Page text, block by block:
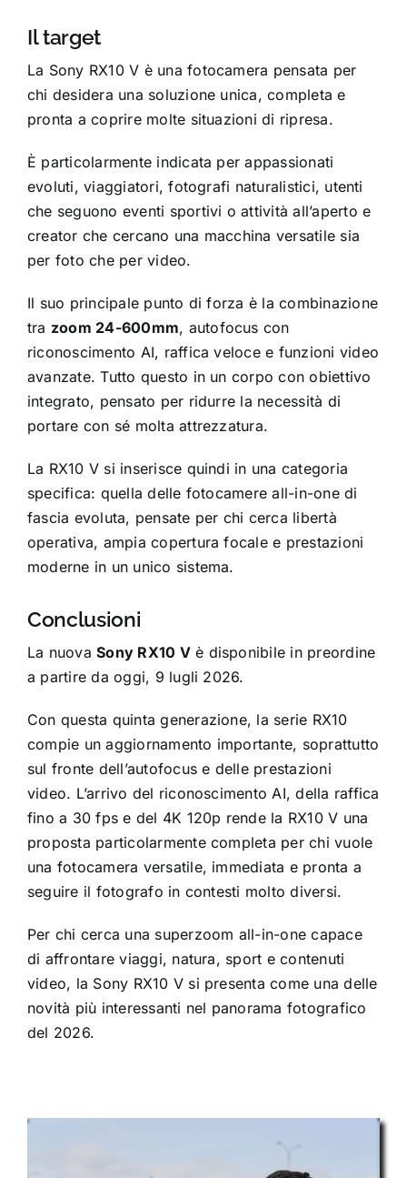
Il target
La Sony RX10 V è una fotocamera pensata per
chi desidera una soluzione unica, completa e
pronta a coprire molte situazioni di ripresa.
È particolarmente indicata per appassionati
evoluti, viaggiatori, fotografi naturalistici, utenti
che seguono eventi sportivi o attività all’aperto e
creator che cercano una macchina versatile sia
per foto che per video.
Il suo principale punto di forza è la combinazione
tra zoom 24-600mm, autofocus con
riconoscimento AI, raffica veloce e funzioni video
avanzate. Tutto questo in un corpo con obiettivo
integrato, pensato per ridurre la necessità di
portare con sé molta attrezzatura.
La RX10 V si inserisce quindi in una categoria
specifica: quella delle fotocamere all-in-one di
fascia evoluta, pensate per chi cerca libertà
operativa, ampia copertura focale e prestazioni
moderne in un unico sistema.
Conclusioni
La nuovaSony RX10 Vè disponibile in preordine
a partire da oggi, 9 lugli 2026.
Con questa quinta generazione, la serie RX10
compie un aggiornamento importante, soprattutto
sul fronte dell’autofocus e delle prestazioni
video. L’arrivo del riconoscimento AI, della raffica
fino a 30 fps e del 4K 120p rende la RX10 V una
proposta particolarmente completa per chi vuole
una fotocamera versatile, immediata e pronta a
seguire il fotografo in contesti molto diversi.
Per chi cerca una superzoom all-in-one capace
di affrontare viaggi, natura, sport e contenuti
video, la Sony RX10 V si presenta come una delle
novità più interessanti nel panorama fotografico
del 2026.